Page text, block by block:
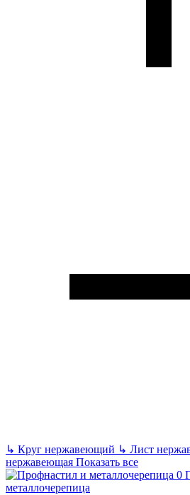
↳ Круг нержавеющий ↳ Лист
нержавеющая Показать все
металлочерепица